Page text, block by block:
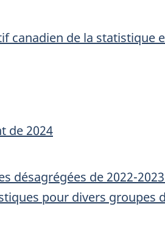
canadien de la statistique
de 2024
désagrégées de 2022-
pour divers groupes